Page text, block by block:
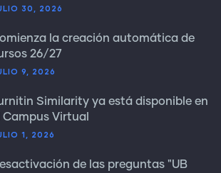
30, 2026
la creación automática de
26/27
9, 2026
Similarity ya está disponible en
Campus Virtual
1, 2026
de las preguntas "UB